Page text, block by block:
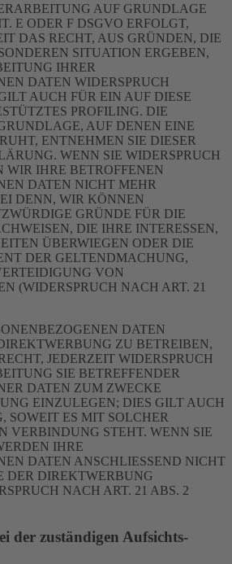
AUF GRUNDLAGE
E ODER F DSGVO ERFOLGT,
DAS RECHT, AUS GRÜNDEN, DIE
SITUATION ERGEBEN,
IHRER
DATEN WIDERSPRUCH
AUCH FÜR EIN AUF DIESE
PROFILING. DIE
AUF DENEN EINE
ENTNEHMEN SIE DIESER
WENN SIE WIDERSPRUCH
WIR IHRE BETROFFENEN
DATEN NICHT MEHR
DENN, WIR KÖNNEN
GRÜNDE FÜR DIE
DIE IHRE INTERESSEN,
ÜBERWIEGEN ODER DIE
DER GELTENDMACHUNG,
VON
(WIDERSPRUCH NACH ART. 21
DATEN
ZU BETREIBEN,
JEDERZEIT WIDERSPRUCH
SIE BETREFFENDER
DATEN ZUM ZWECKE
EINZULEGEN; DIES GILT AUCH
SOWEIT ES MIT SOLCHER
VERBINDUNG STEHT. WENN SIE
IHRE
DATEN ANSCHLIESSEND NICHT
DER DIREKTWERBUNG
NACH ART. 21 ABS. 2
der zuständigen Aufsichts­